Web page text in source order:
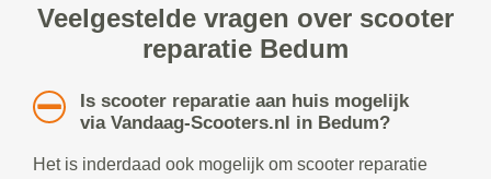
Veelgestelde vragen over scooter
reparatie Bedum
Is scooter reparatie aan huis mogelijk
via Vandaag-Scooters.nl in Bedum?
Het is inderdaad ook mogelijk om scooter reparatie